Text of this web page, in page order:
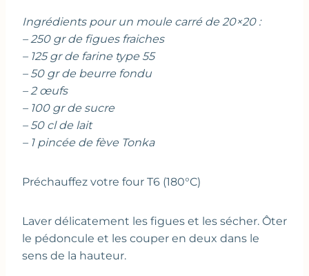
Ingrédients pour un moule carré de 20×20 :
– 250 gr de figues fraiches
– 125 gr de farine type 55
– 50 gr de beurre fondu
– 2 œufs
– 100 gr de sucre
– 50 cl de lait
– 1 pincée de fève Tonka
Préchauffez votre four T6 (180°C)
Laver délicatement les figues et les sécher. Ôter
le pédoncule et les couper en deux dans le
sens de la hauteur.